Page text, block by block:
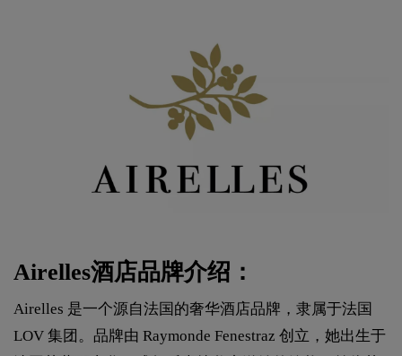
Airelles酒店品牌介绍：
Airelles 是一个源自法国的奢华酒店品牌，隶属于法国
LOV 集团。品牌由 Raymonde Fenestraz 创立，她出生于